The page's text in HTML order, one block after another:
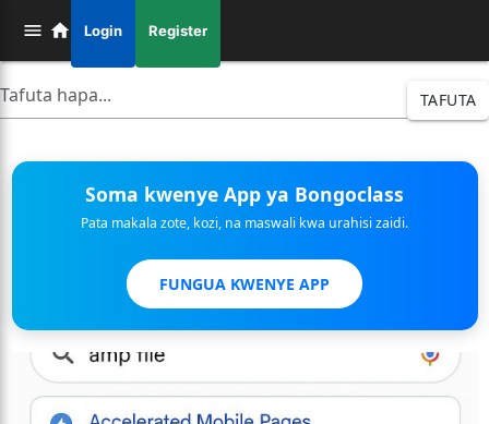
Login Register
TAFUTA
Soma kwenye App ya Bongoclass
Pata makala zote, kozi, na maswali kwa urahisi zaidi.
FUNGUA KWENYE APP